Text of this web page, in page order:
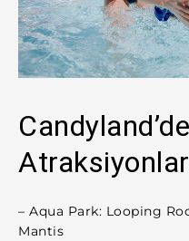
– Aqua Park: Looping
Mantis